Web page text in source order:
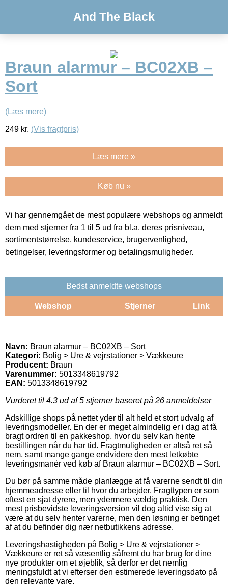
And The Black
Braun alarmur – BC02XB –
Sort
(Læs mere)
249 kr. (Vis fragtpris)
Læs mere »
Køb nu »
Vi har gennemgået de mest populære webshops og anmeldt
dem med stjerner fra 1 til 5 ud fra bl.a. deres prisniveau,
sortimentstørrelse, kundeservice, brugervenlighed,
betingelser, leveringsformer og betalingsmuligheder.
Bedst anmeldte webshops
Webshop Stjerner Link
Navn: Braun alarmur – BC02XB – Sort
Kategori: Bolig > Ure & vejrstationer > Vækkeure
Producent: Braun
Varenummer: 5013348619792
EAN: 5013348619792
Vurderet til 4.3 ud af 5 stjerner baseret på 26 anmeldelser
Adskillige shops på nettet yder til alt held et stort udvalg af
leveringsmodeller. En der er meget almindelig er i dag at få
bragt ordren til en pakkeshop, hvor du selv kan hente
bestillingen når du har tid. Fragtmuligheden er altså ret så
nem, samt mange gange endvidere den mest letkøbte
leveringsmanér ved køb af Braun alarmur – BC02XB – Sort.
Du bør på samme måde planlægge at få varerne sendt til din
hjemmeadresse eller til hvor du arbejder. Fragttypen er som
oftest en sjat dyrere, men ydermere vældig praktisk. Den
mest prisbevidste leveringsversion vil dog altid vise sig at
være at du selv henter varerne, men den løsning er betinget
af at du befinder dig nær netbutikkens adresse.
Leveringshastigheden på Bolig > Ure & vejrstationer >
Vækkeure er ret så væsentlig såfremt du har brug for dine
nye produkter om et øjeblik, så derfor er det nemlig
meningsfuldt at vi efterser den estimerede leveringsdato på
den relevante vare.